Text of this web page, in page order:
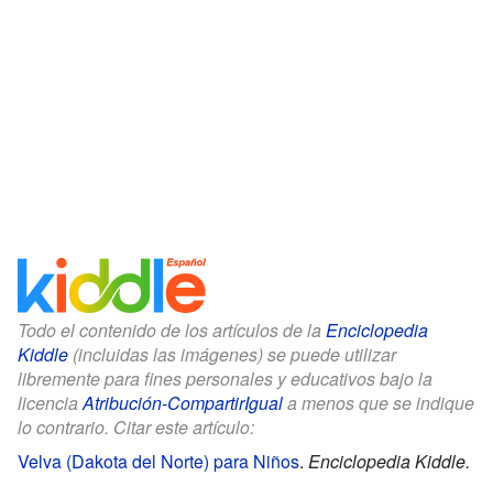
Todo el contenido de los artículos de la Enciclopedia
Kiddle (incluidas las imágenes) se puede utilizar
libremente para fines personales y educativos bajo la
licenciaAtribución-CompartirIguala menos que se indique
lo contrario. Citar este artículo:
Velva (Dakota del Norte) para Niños. Enciclopedia Kiddle.